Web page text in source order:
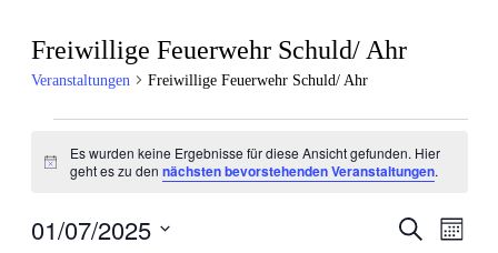
Freiwillige Feuerwehr Schuld/ Ahr
Veranstaltungen Freiwillige Feuerwehr Schuld/ Ahr
Hinweis
Es wurden keine Ergebnisse für diese Ansicht gefunden. Hier
geht es zu den nächsten bevorstehenden Veranstaltungen.
Suche
Monat
01/07/2025